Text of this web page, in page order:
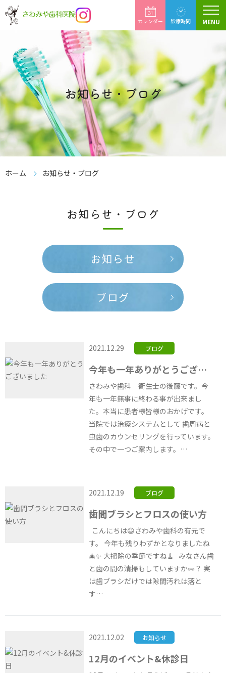
カレンダー 診療時間 MENU
お知らせ・ブログ
ホーム お知らせ・ブログ
お知らせ・ブログ
お知らせ
ブログ
2021.12.29 ブログ
今年も一年ありがとうございました
さわみや歯科 衛生士の後藤です。今
年も一年無事に終わる事が出来まし
た。本当に患者様皆様のおかげです。
当院では治療システムとして 歯周病と
虫歯のカウンセリングを行っています。
その中で一つご案内します。…
2021.12.19 ブログ
歯間ブラシとフロスの使い方
こんにちは😃さわみや歯科の有元で
す。 今年も残りわずかとなりましたね
🎄✨ 大掃除の季節ですね🧹 みなさん歯
と歯の間の清掃もしていますか👀？ 実
は歯ブラシだけでは隙間汚れは落と
す…
2021.12.02 お知らせ
12月のイベント&休診日
翌月へ